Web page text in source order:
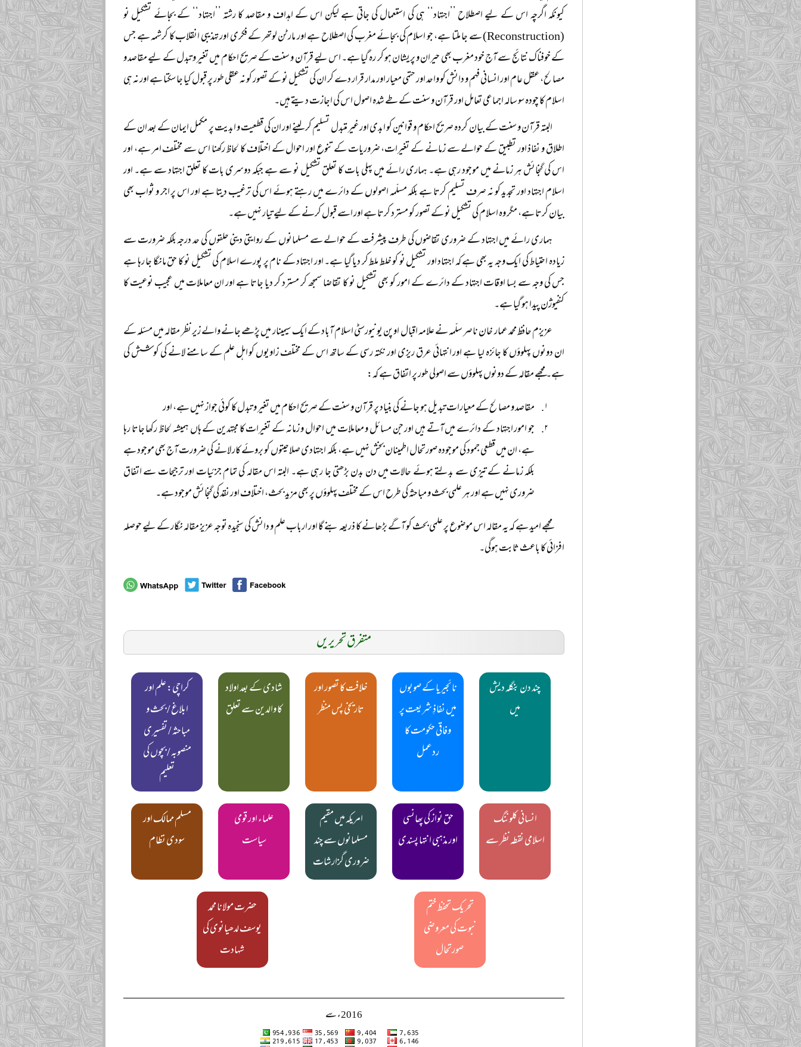
کیونکہ اگرچہ اس کے لیے اصطلاح ’’اجتہاد‘‘ ہی کی استعمال کی جاتی ہے لیکن اس کے اہداف و مقاصد کا رشتہ ’’اجتہاد‘‘ کے بجائے تشکیل نو
(Reconstruction) سے جا ملتا ہے، جو اسلام کی بجائے مغرب کی اصطلاح ہے اور مارٹن لوتھر کے فکری اور تہذیبی انقلاب کا کرشمہ ہے جس
کے خوفناک نتائج سے آج خود مغرب بھی حیران و پریشان ہو کر رہ گیا ہے۔ اس لیے قرآن و سنت کے صریح احکام میں تغیر و تبدل کے لیے مقاصد و
مصالح، عقل عام اور انسانی فہم و دانش کو واحد اور حتمی معیار اور مدار قرار دے کر ان کی تشکیل نو کے تصور کو نہ عقلی طور پر قبول کیا جا سکتا ہے اور نہ ہی
اسلام کا چودہ سو سالہ اجماعی تعامل اور قرآن و سنت کے طے شدہ اصول اس کی اجازت دیتے ہیں۔
البتہ قرآن و سنت کے بیان کردہ صریح احکام و قوانین کو ابدی اور غیر متبدل تسلیم کر لینے اور ان کی قطعیت و ابدیت پر مکمل ایمان کے بعد ان کے
اطلاق و نفاذ اور تطبیق کے حوالے سے زمانے کے تغیرات، ضروریات کے تنوع اور احوال کے اختلاف کا لحاظ رکھنا اس سے مختلف امر ہے، اور
اس کی گنجائش ہر زمانے میں موجود رہی ہے۔ ہماری رائے میں پہلی بات کا تعلق تشکیل نو سے ہے جبکہ دوسری بات کا تعلق اجتہاد سے ہے۔ اور
اسلام اجتہاد اور تجدید کو نہ صرف تسلیم کرتا ہے بلکہ مسلّمہ اصولوں کے دائرے میں رہتے ہوئے اس کی ترغیب دیتا ہے اور اس پر اجر و ثواب بھی
بیان کرتا ہے، مگر وہ اسلام کی تشکیل نو کے تصور کو مسترد کرتا ہے اور اسے قبول کرنے کے لیے تیار نہیں ہے۔
ہماری رائے میں اجتہاد کے ضروری تقاضوں کی طرف پیشرفت کے حوالے سے مسلمانوں کے روایتی دینی حلقوں کی حد درجہ بلکہ ضرورت سے
زیادہ احتیاط کی ایک وجہ یہ بھی ہے کہ اجتہاد اور تشکیل نو کو خلط ملط کر دیا گیا ہے۔ اور اجتہاد کے نام پر پورے اسلام کی تشکیل نو کا حق مانگا جا رہا ہے
جس کی وجہ سے بسا اوقات اجتہاد کے دائرے کے امور کو بھی تشکیل نو کا تقاضا سمجھ کر مسترد کر دیا جاتا ہے اور ان معاملات میں عجیب نوعیت کا
کنفیوژن پیدا ہو گیا ہے۔
عزیزم حافظ محمد عمار خان ناصر سلّمہ نے علامہ اقبال اوپن یونیورسٹی اسلام آباد کے ایک سیمینار میں پڑھے جانے والے زیر نظر مقالہ میں مسئلہ کے
ان دونوں پہلوؤں کا جائزہ لیا ہے اور انتہائی عرق ریزی اور نکتہ رسی کے ساتھ اس کے مختلف زاویوں کو اہل علم کے سامنے لانے کی کوشش کی
ہے۔ مجھے مقالہ کے دونوں پہلوؤں سے اصولی طور پر اتفاق ہے کہ:
مقاصد و مصالح کے معیارات تبدیل ہو جانے کی بنیاد پر قرآن و سنت کے صریح احکام میں تغیر و تبدل کا کوئی جواز نہیں ہے، اور
جو امور اجتہاد کے دائرے میں آتے ہیں اور جن مسائل و معاملات میں احوال و زمانہ کے تغیرات کا مجتہدین کے ہاں ہمیشہ لحاظ رکھا جاتا رہا
ہے، ان میں قطعی جمود کی موجودہ صورتحال اطمینان بخش نہیں ہے، بلکہ اجتہادی صلاحیتوں کو بروئے کار لانے کی ضرورت آج بھی موجود ہے
بلکہ زمانے کے تیزی سے بدلتے ہوئے حالات میں دن بدن بڑھتی جا رہی ہے۔ البتہ اس مقالہ کی تمام جزئیات اور ترجیحات سے اتفاق
ضروری نہیں ہے اور ہر علمی بحث و مباحثہ کی طرح اس کے مختلف پہلوؤں پر بھی مزید بحث، اختلاف اور نقد کی گنجائش موجود ہے۔
مجھے امید ہے کہ یہ مقالہ اس موضوع پر علمی بحث کو آگے بڑھانے کا ذریعہ بنے گا اور ارباب علم و دانش کی سنجیدہ توجہ عزیز مقالہ نگار کے لیے حوصلہ
افزائی کا باعث ثابت ہوگی۔
متفرق تحریریں
چند دن بنگلہ دیش
میں
نائجیریا کے صوبوں
میں نفاذِ شریعت پر
وفاقی حکومت کا
ردعمل
خلافت کا تصور اور
تاریخی پس منظر
شادی کے بعد اولاد
کا والدین سے تعلق
کراچی: علم اور
ابلاغ / بحث و
مباحثہ / تفسیری
منصوبہ / بچوں کی
تعلیم
انسانی کلوننگ
اسلامی نقطہ نظر سے
حق نواز کی پھانسی
اور مذہبی انتہا پسندی
امریکہ میں مقیم
مسلمانوں سے چند
ضروری گزارشات
علماء اور قومی
سیاست
مسلم ممالک اور
سودی نظام
تحریک تحفظ ختم
نبوت کی معروضی
صورتحال
حضرت مولانا محمد
یوسف لدھیانوی کی
شہادت
2016ء سے